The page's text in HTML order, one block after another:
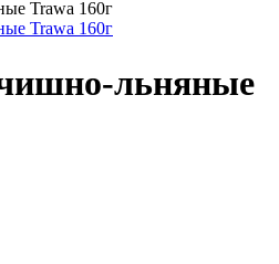
льняные